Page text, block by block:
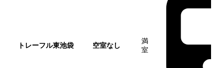
トレーフル東池袋 空室なし
満
室